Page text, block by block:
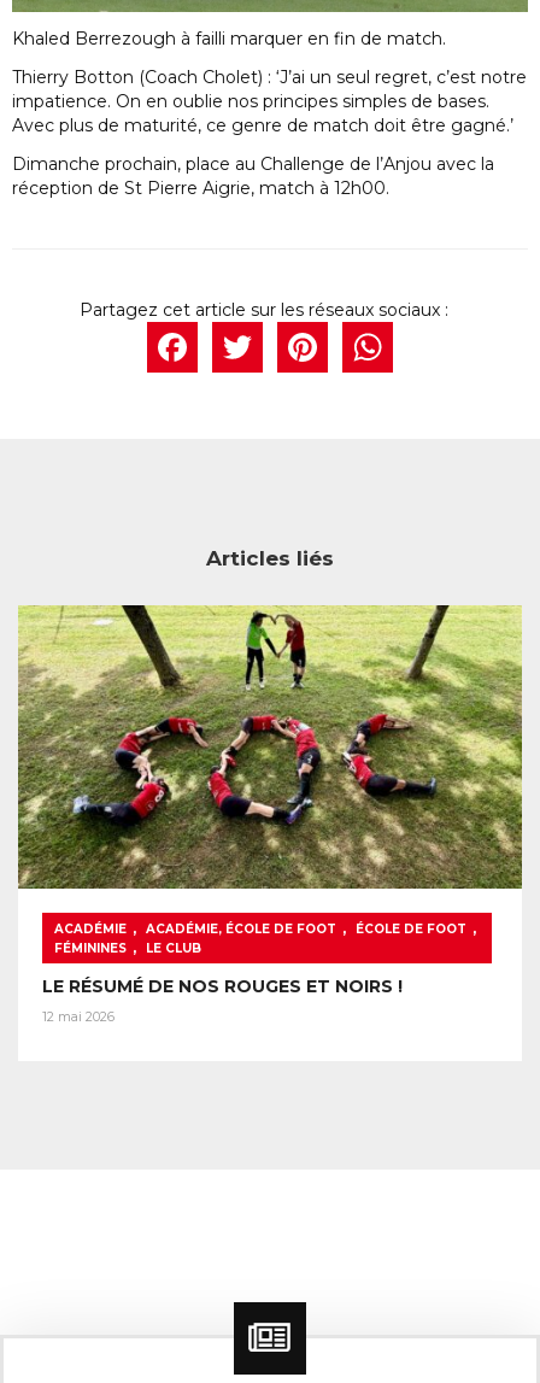
Khaled Berrezough à failli marquer en fin de match.
Thierry Botton (Coach Cholet) : ‘J’ai un seul regret, c’est notre
impatience. On en oublie nos principes simples de bases.
Avec plus de maturité, ce genre de match doit être gagné.’
Dimanche prochain, place au Challenge de l’Anjou avec la
réception de St Pierre Aigrie, match à 12h00.
Facebook
Twitter
Articles liés
ACADÉMIE , ACADÉMIE, ÉCOLE DE FOOT , ÉCOLE DE FOOT ,
FÉMININES , LE CLUB
LE RÉSUMÉ DE NOS ROUGES ET NOIRS !
12 mai 2026